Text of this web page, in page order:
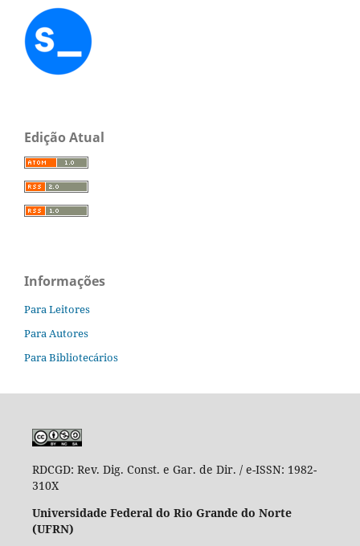
Edição Atual
Informações
Para Leitores
Para Autores
Para Bibliotecários
RDCGD: Rev. Dig. Const. e Gar. de Dir. / e-ISSN: 1982-
310X
Universidade Federal do Rio Grande do Norte
(UFRN)